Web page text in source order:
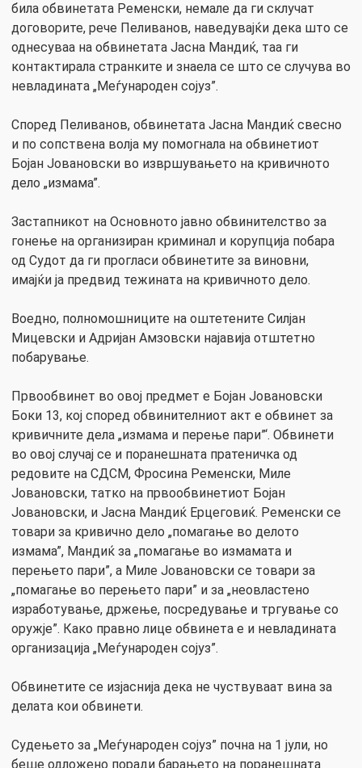
била обвинетата Ременски, немале да ги склучат
договорите, рече Пеливанов, наведувајќи дека што се
однесуваа на обвинетата Јасна Мандиќ, таа ги
контактирала странките и знаела се што се случува во
невладината „Меѓународен сојуз”.
Според Пеливанов, обвинетата Јасна Мандиќ свесно
и по сопствена волја му помогнала на обвинетиот
Бојан Јовановски во извршувањето на кривичното
дело „измама”.
Застапникот на Основното јавно обвинителство за
гонење на организиран криминал и корупција побара
од Судот да ги прогласи обвинетите за виновни,
имајќи ја предвид тежината на кривичното дело.
Воедно, полномошниците на оштетените Силјан
Мицевски и Адријан Амзовски најавија отштетно
побарување.
Првообвинет во овој предмет е Бојан Јовановски
Боки 13, кој според обвинителниот акт е обвинет за
кривичните дела „измама и перење пари”‘. Обвинети
во овој случај се и поранешната пратеничка од
редовите на СДСМ, Фросина Ременски, Миле
Јовановски, татко на првообвинетиот Бојан
Јовановски, и Јасна Мандиќ Ерцеговиќ. Ременски се
товари за кривично дело „помагање во делото
измама”, Мандиќ за „помагање во измамата и
перењето пари”, а Миле Јовановски се товари за
„помагање во перењето пари” и за „неовластено
изработување, држење, посредување и тргување со
оружје”. Како правно лице обвинета е и невладината
организација „Меѓународен сојуз”.
Обвинетите се изјаснија дека не чуствуваат вина за
делата кои обвинети.
Судењето за „Меѓународен сојуз” почна на 1 јули, но
беше одложено поради барањето на поранешната